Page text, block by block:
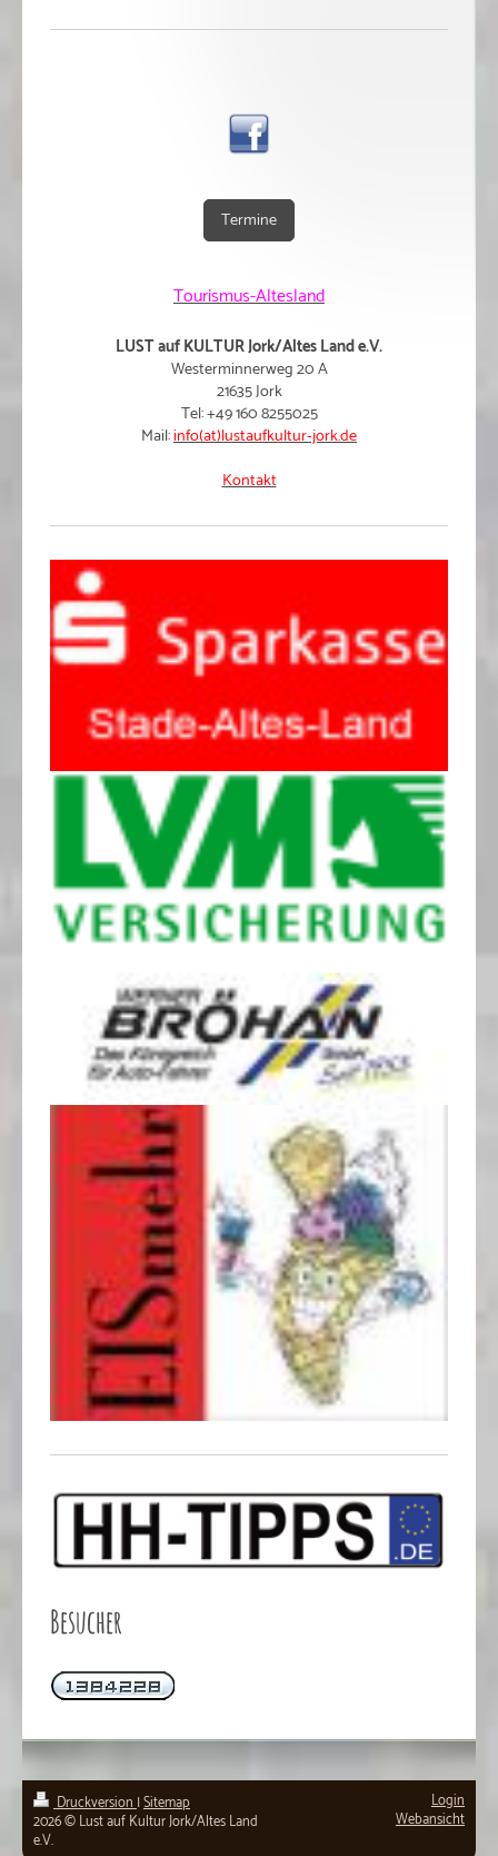
Termine
Tourismus-Altesland
LUST auf KULTUR Jork/Altes Land e.V.
Westerminnerweg 20 A
21635 Jork
Tel: +49 160 8255025
Mail:info(at)lustaufkultur-jork.de
Kontakt
Besucher
Druckversion|Sitemap
2026 © Lust auf Kultur Jork/Altes Land
e.V.
Login
Webansicht